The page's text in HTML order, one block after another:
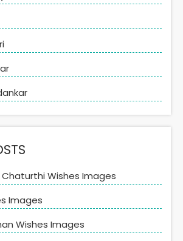
Wishes Images
Images
Wishes Images